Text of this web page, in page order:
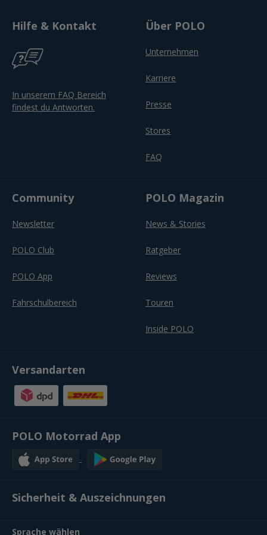
Hilfe & Kontakt
In unserem FAQ Bereich
findest du Antworten.
Über POLO
Unternehmen
Karriere
Presse
Stores
FAQ
Community
Newsletter
POLO Club
POLO App
Fahrschulbereich
POLO Magazin
News & Stories
Ratgeber
Reviews
Touren
Inside POLO
Versandarten
POLO Motorrad App
Sicherheit & Auszeichnungen
Sprache wählen